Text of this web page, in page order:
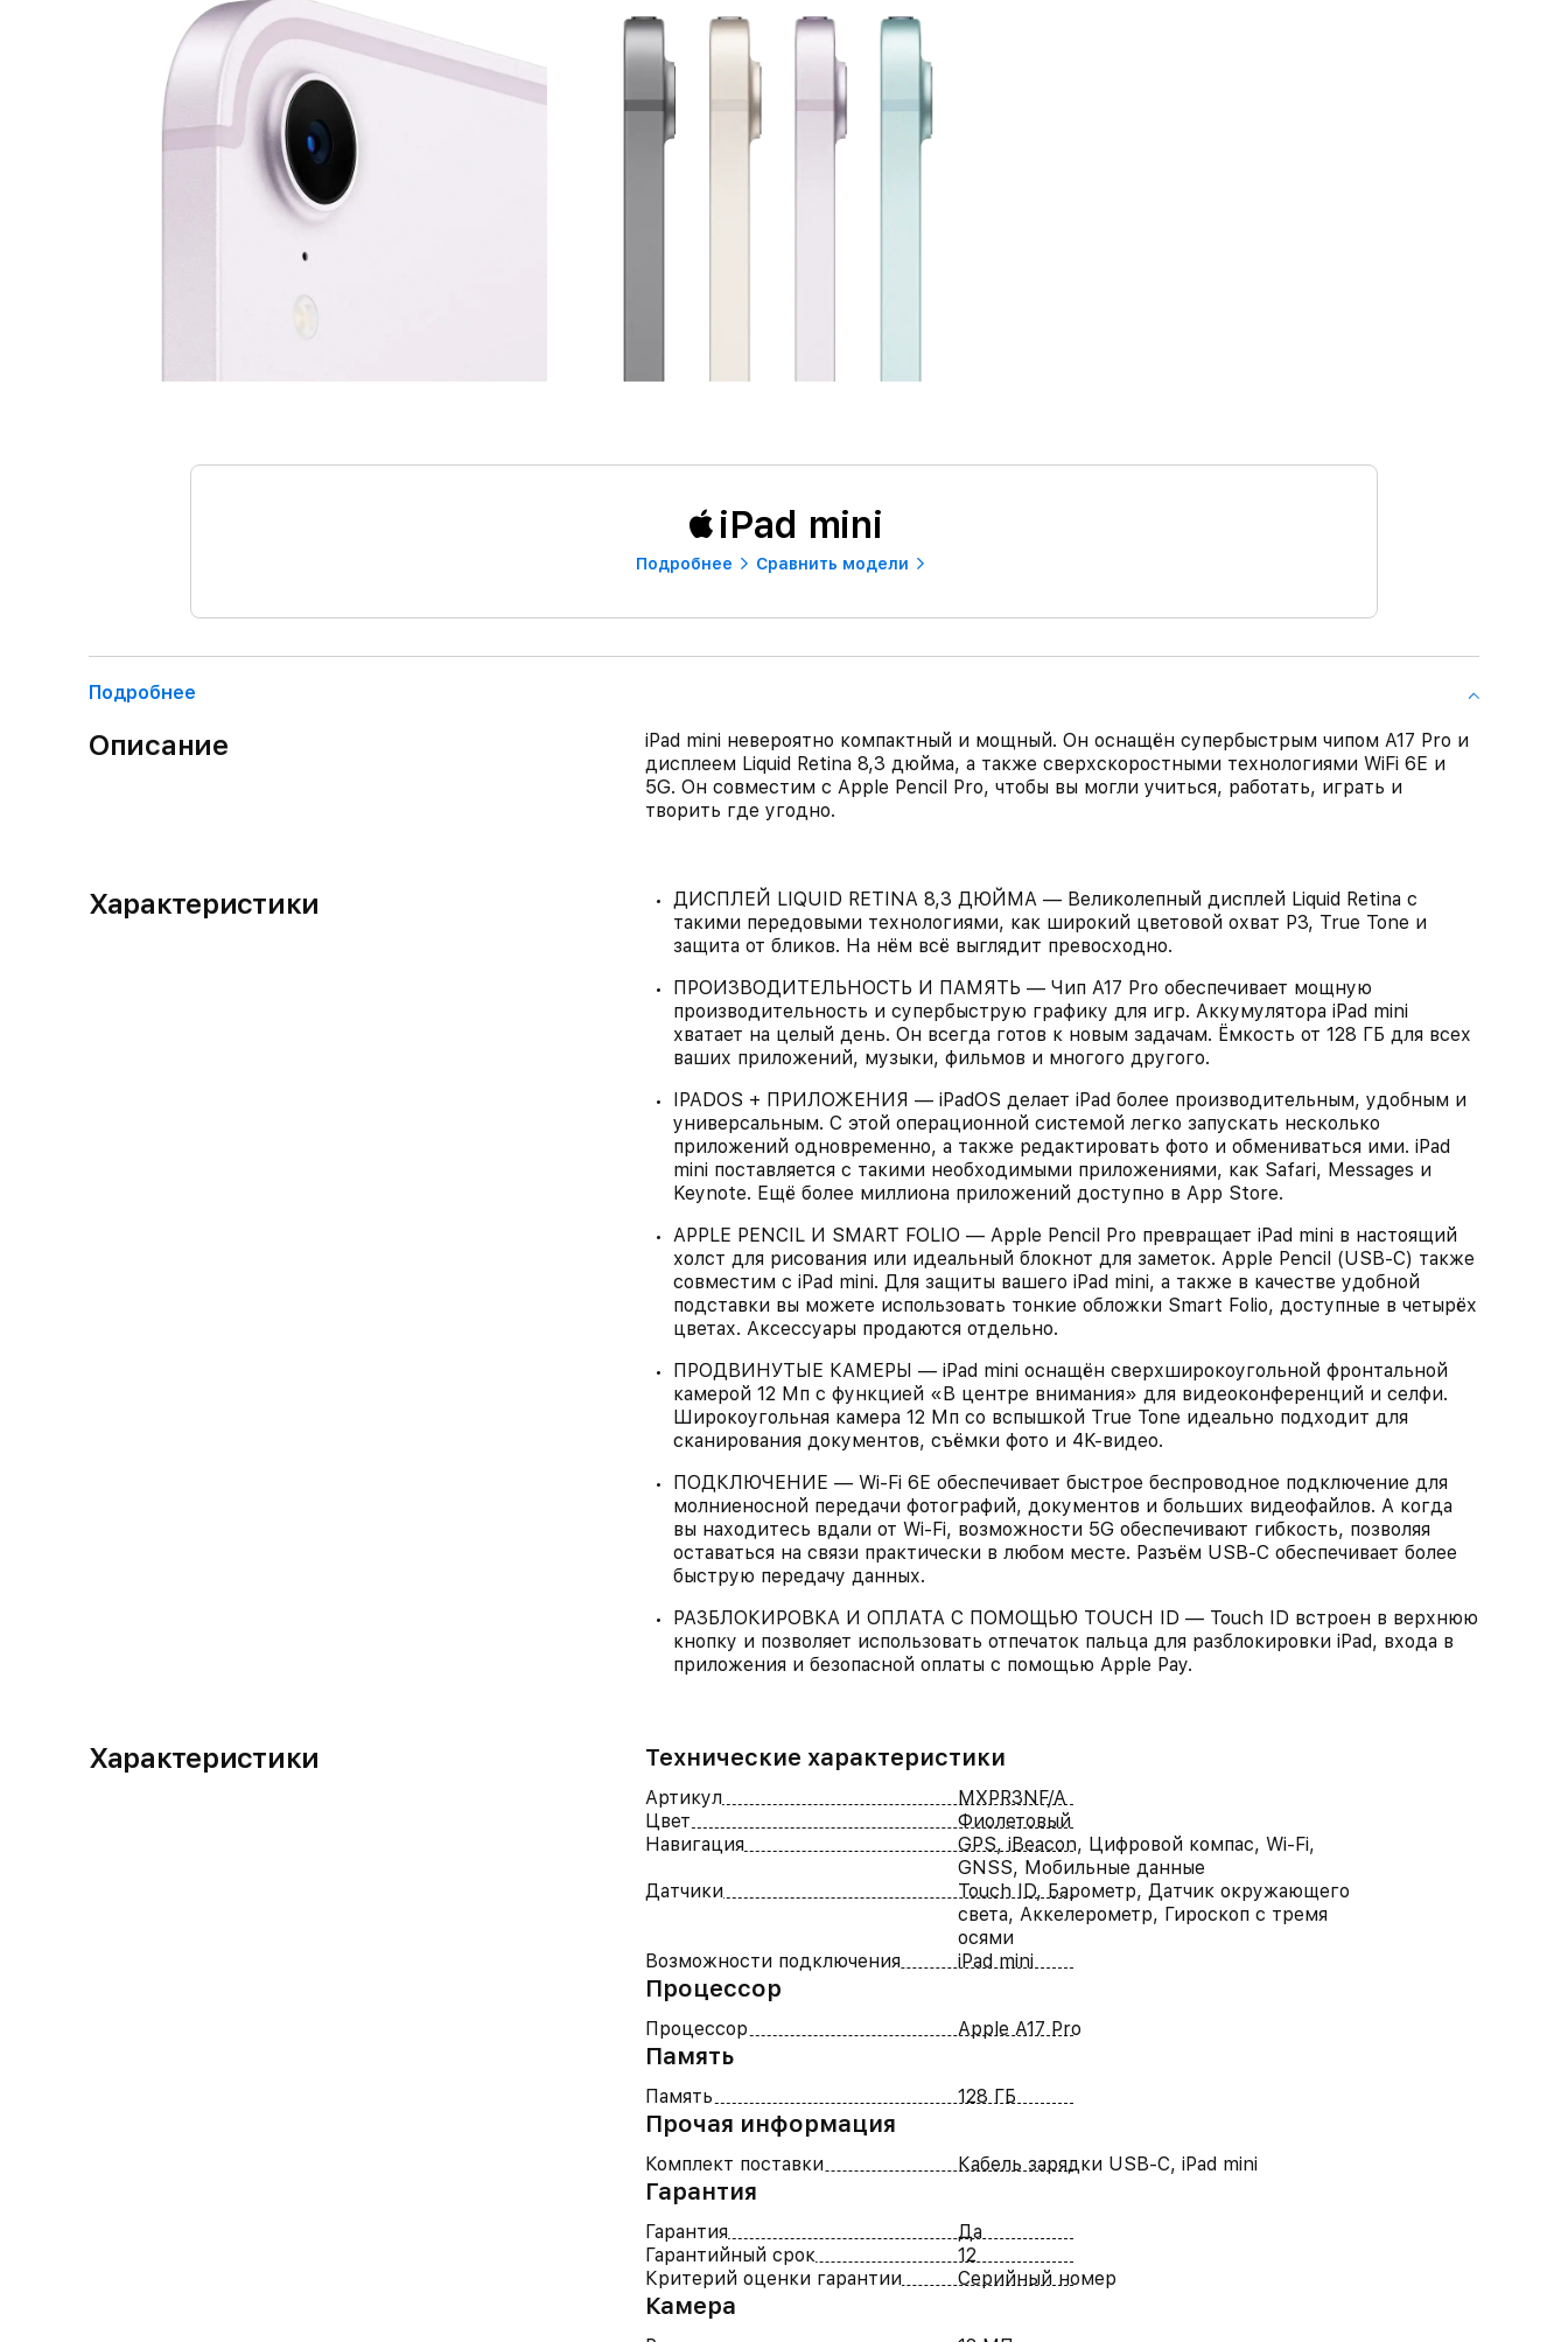
iPad mini
Подробнее Сравнить модели
Подробнее
Описание
iPad mini невероятно компактный и мощный. Он оснащён супербыстрым чипом A17 Pro и
дисплеем Liquid Retina 8,3 дюйма, а также сверхскоростными технологиями WiFi 6E и
5G. Он совместим с Apple Pencil Pro, чтобы вы могли учиться, работать, играть и
творить где угодно.
Характеристики
ДИСПЛЕЙ LIQUID RETINA 8,3 ДЮЙМА — Великолепный дисплей Liquid Retina с
такими передовыми технологиями, как широкий цветовой охват P3, True Tone и
защита от бликов. На нём всё выглядит превосходно.
ПРОИЗВОДИТЕЛЬНОСТЬ И ПАМЯТЬ — Чип A17 Pro обеспечивает мощную
производительность и супербыструю графику для игр. Аккумулятора iPad mini
хватает на целый день. Он всегда готов к новым задачам. Ёмкость от 128 ГБ для всех
ваших приложений, музыки, фильмов и многого другого.
IPADOS + ПРИЛОЖЕНИЯ — iPadOS делает iPad более производительным, удобным и
универсальным. С этой операционной системой легко запускать несколько
приложений одновременно, а также редактировать фото и обмениваться ими. iPad
mini поставляется с такими необходимыми приложениями, как Safari, Messages и
Keynote. Ещё более миллиона приложений доступно в App Store.
APPLE PENCIL И SMART FOLIO — Apple Pencil Pro превращает iPad mini в настоящий
холст для рисования или идеальный блокнот для заметок. Apple Pencil (USB-C) также
совместим с iPad mini. Для защиты вашего iPad mini, а также в качестве удобной
подставки вы можете использовать тонкие обложки Smart Folio, доступные в четырёх
цветах. Аксессуары продаются отдельно.
ПРОДВИНУТЫЕ КАМЕРЫ — iPad mini оснащён сверхширокоугольной фронтальной
камерой 12 Мп с функцией «В центре внимания» для видеоконференций и селфи.
Широкоугольная камера 12 Мп со вспышкой True Tone идеально подходит для
сканирования документов, съёмки фото и 4K‑видео.
ПОДКЛЮЧЕНИЕ — Wi-Fi 6E обеспечивает быстрое беспроводное подключение для
молниеносной передачи фотографий, документов и больших видеофайлов. А когда
вы находитесь вдали от Wi-Fi, возможности 5G обеспечивают гибкость, позволяя
оставаться на связи практически в любом месте. Разъём USB-C обеспечивает более
быструю передачу данных.
РАЗБЛОКИРОВКА И ОПЛАТА С ПОМОЩЬЮ TOUCH ID — Touch ID встроен в верхнюю
кнопку и позволяет использовать отпечаток пальца для разблокировки iPad, входа в
приложения и безопасной оплаты с помощью Apple Pay.
Характеристики Технические характеристики
Артикул
MXPR3NF/A
Цвет
Фиолетовый
Навигация
GPS, iBeacon, Цифровой компас, Wi-Fi,
GNSS, Мобильные данные
Датчики
Touch ID, Барометр, Датчик окружающего
света, Аккелерометр, Гироскоп с тремя
осями
Возможности подключения
iPad mini
Процессор
Процессор Apple A17 Pro
Память
Память 128 ГБ
Прочая информация
Комплект поставки Кабель зарядки USB-C, iPad mini
Гарантия
Гарантия
Да
Гарантийный срок
12
Критерий оценки гарантии
Серийный номер
Камера